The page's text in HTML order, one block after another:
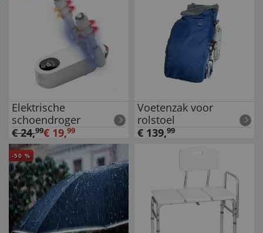
Elektrische
schoendroger
€24,99€ 19,99
Voetenzak voor
rolstoel
€ 139,99
-50 %